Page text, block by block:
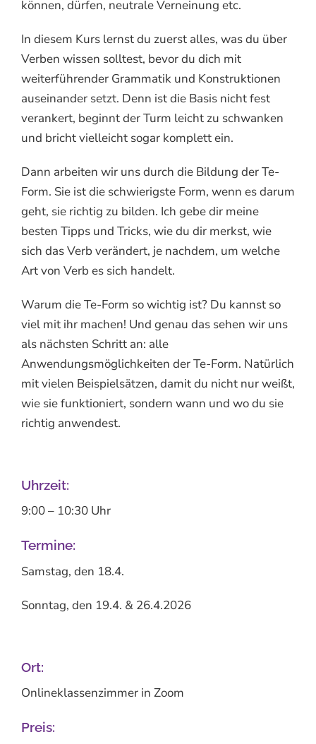
können, dürfen, neutrale Verneinung etc.
In diesem Kurs lernst du zuerst alles, was du über
Verben wissen solltest, bevor du dich mit
weiterführender Grammatik und Konstruktionen
auseinander setzt. Denn ist die Basis nicht fest
verankert, beginnt der Turm leicht zu schwanken
und bricht vielleicht sogar komplett ein.
Dann arbeiten wir uns durch die Bildung der Te-
Form. Sie ist die schwierigste Form, wenn es darum
geht, sie richtig zu bilden. Ich gebe dir meine
besten Tipps und Tricks, wie du dir merkst, wie
sich das Verb verändert, je nachdem, um welche
Art von Verb es sich handelt.
Warum die Te-Form so wichtig ist? Du kannst so
viel mit ihr machen! Und genau das sehen wir uns
als nächsten Schritt an: alle
Anwendungsmöglichkeiten der Te-Form. Natürlich
mit vielen Beispielsätzen, damit du nicht nur weißt,
wie sie funktioniert, sondern wann und wo du sie
richtig anwendest.
Uhrzeit:
9:00 – 10:30 Uhr
Termine:
Samstag, den 18.4.
Sonntag, den 19.4. & 26.4.2026
Ort:
Onlineklassenzimmer in Zoom
Preis: